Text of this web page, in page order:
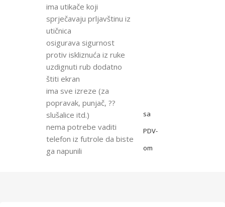
ima utikače koji
sprječavaju prljavštinu iz
utičnica
osigurava sigurnost
protiv iskliznuća iz ruke
uzdignuti rub dodatno
štiti ekran
ima sve izreze (za
popravak, punjač, ??
slušalice itd.)
nema potrebe vaditi
telefon iz futrole da biste
ga napunili
sa
PDV-
om